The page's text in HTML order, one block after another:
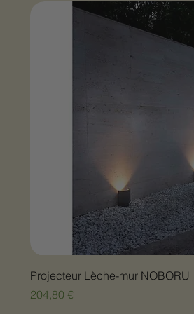
Projecteur Lèche-mur NOBORU
Prix
204,80 €